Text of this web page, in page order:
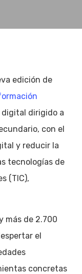
edición de
digital dirigido a
con el
y reducir la
tecnologías de
(TIC),
más de 2.700
el
concretas